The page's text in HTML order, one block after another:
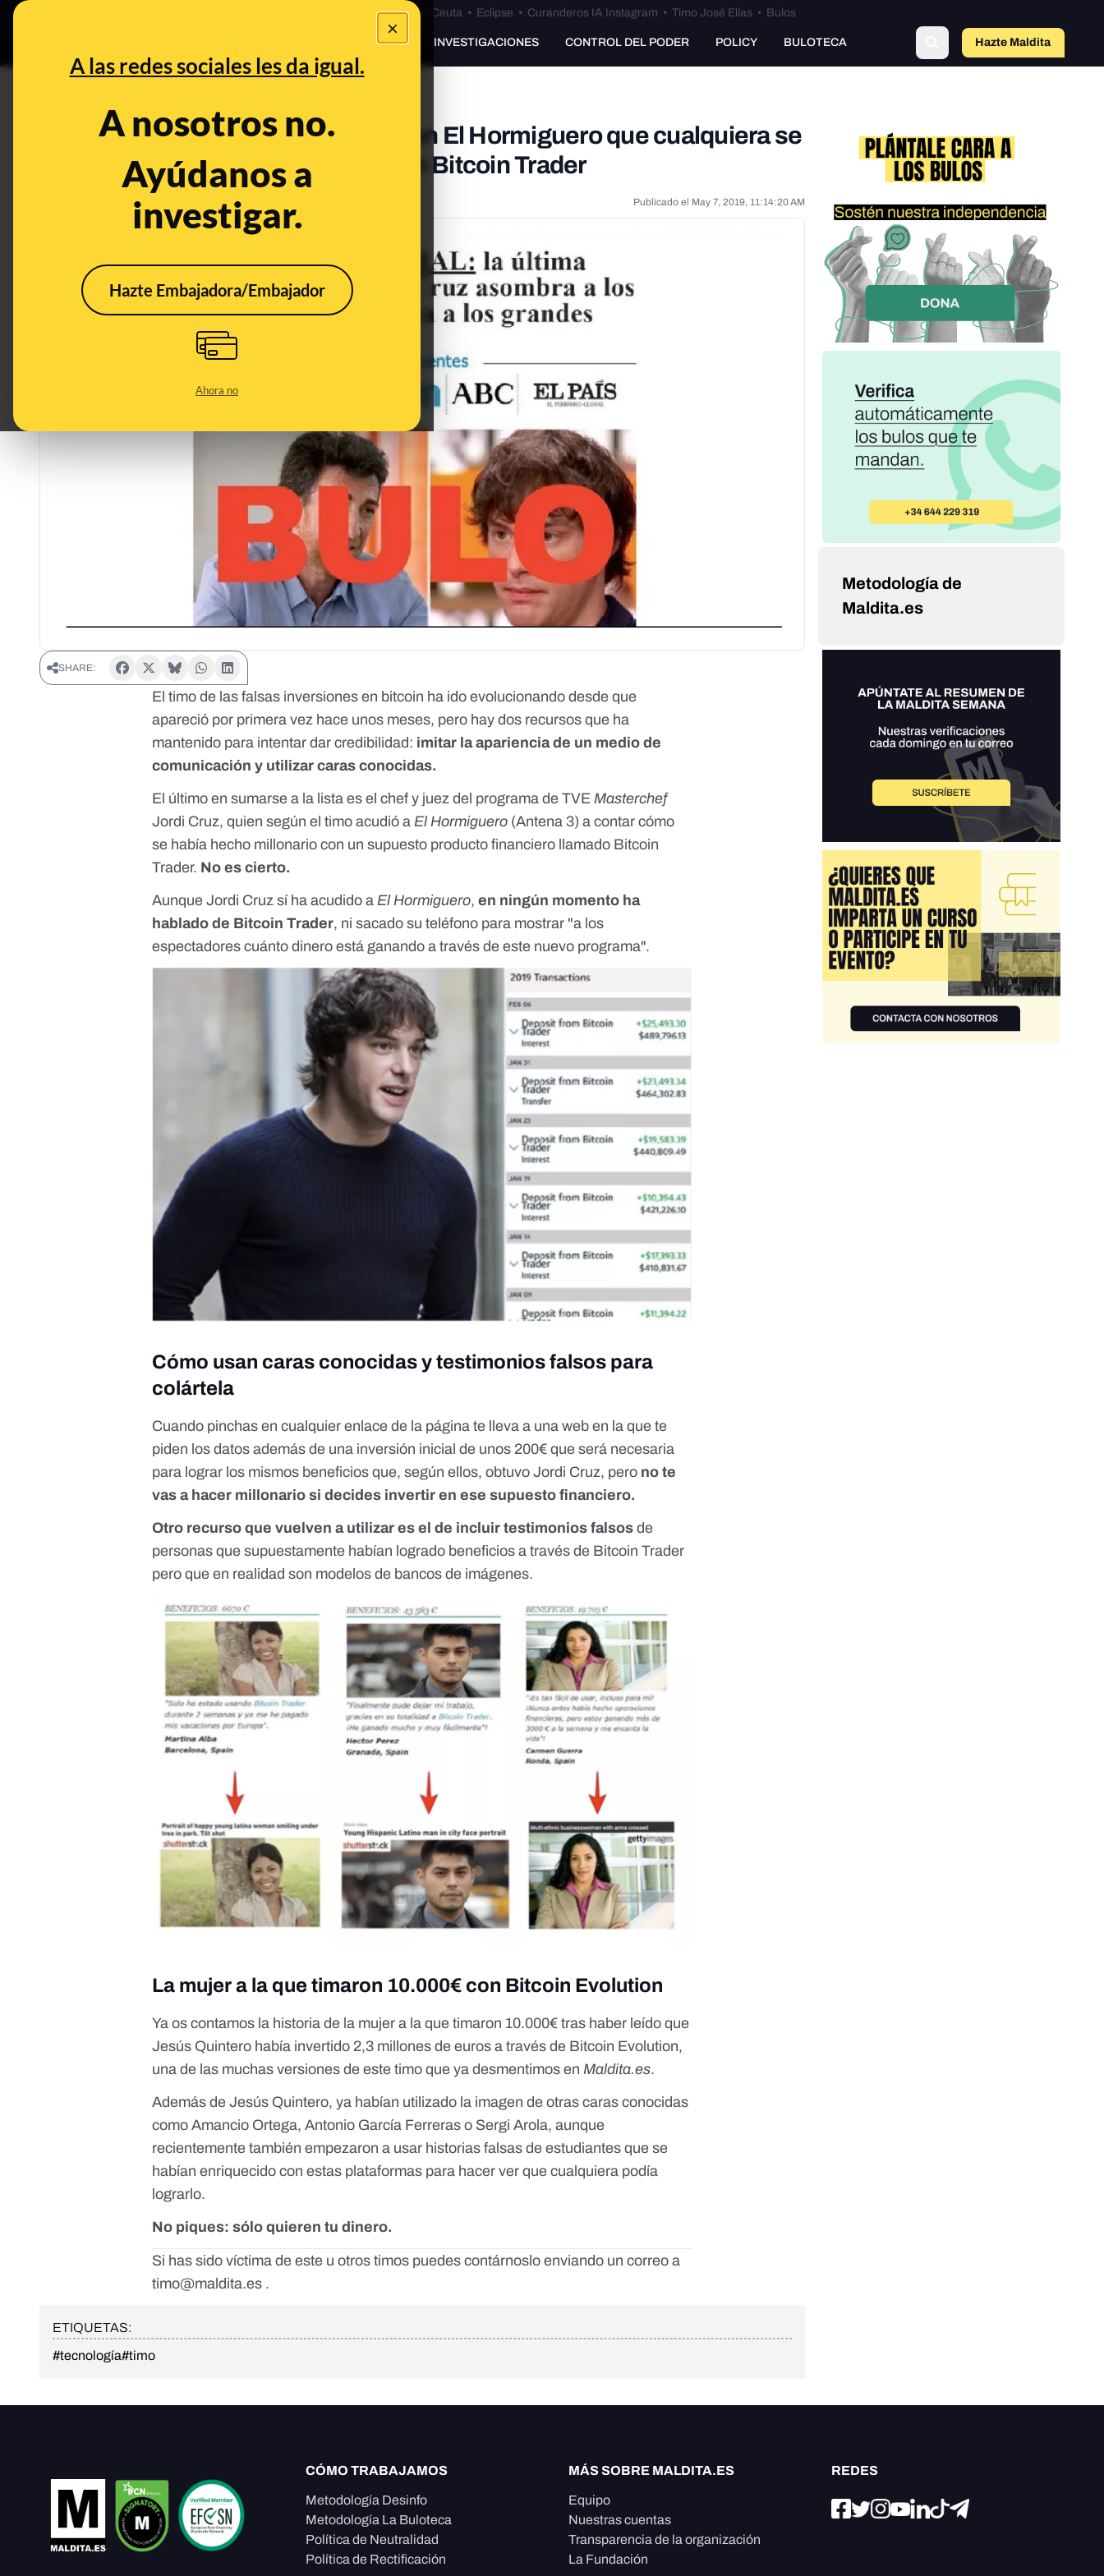
×
A las redes sociales les da igual.
A nosotros no.
Ayúdanos a
investigar.
Hazte Embajadora/Embajador
Ahora no
Especial Ceuta•Bulos Ceuta • Eclipse • Curanderos IA Instagram • Timo José Elías • Bulos
PREBUNKING INVESTIGACIONES CONTROL DEL PODER POLICY BULOTECA Hazte Maldito
a
No, el chef Jordi Cruz no ha dicho en El Hormiguero que cualquiera se
"puede convertir en millonario" con Bitcoin Trader
Publicado el May 7, 2019, 11:14:20 AM
SHARE:
El timo de las falsas inversiones en bitcoin ha ido evolucionando desde que
apareció por primera vez hace unos meses, pero hay dos recursos que ha
mantenido para intentar dar credibilidad: imitar la apariencia de un medio de
comunicación y utilizar caras conocidas.
El último en sumarse a la lista es el chef y juez del programa de TVEMasterchef
Jordi Cruz, quien según el timo acudió aEl Hormiguero (Antena 3) a contar cómo
se había hecho millonario con un supuesto producto financiero llamado Bitcoin
Trader. No es cierto.
Aunque Jordi Cruz sí ha acudido aEl Hormiguero,en ningún momento ha
hablado de Bitcoin Trader, ni sacado su teléfono para mostrar "a los
espectadores cuánto dinero está ganando a través de este nuevo programa".
Cómo usan caras conocidas y testimonios falsos para
colártela
Cuando pinchas en cualquier enlace de la página te lleva a una web en la que te
piden los datos además de una inversión inicial de unos 200€ que será necesaria
para lograr los mismos beneficios que, según ellos, obtuvo Jordi Cruz, pero no te
vas a hacer millonario si decides invertir en ese supuesto financiero.
Otro recurso que vuelven a utilizar es el de incluir testimonios falsos de
personas que supuestamente habían logrado beneficios a través de Bitcoin Trader
pero que en realidad son modelos de bancos de imágenes.
La mujer a la que timaron 10.000€ con Bitcoin Evolution
Ya os contamos la historia de la mujer a la que timaron 10.000€ tras haber leído que
Jesús Quintero había invertido 2,3 millones de euros a través de Bitcoin Evolution,
una de las muchas versiones de este timoque ya desmentimos en Maldita.es.
Además de Jesús Quintero, ya habían utilizado la imagen de otras caras conocidas
comoAmancio Ortega,Antonio García Ferreraso Sergi Arola, aunque
recientemente también empezaron a usar historias falsas de estudiantes que se
habían enriquecido con estas plataformas para hacer ver que cualquiera podía
lograrlo.
No piques: sólo quieren tu dinero.
Si has sido víctima de este u otros timos puedes contárnoslo enviando un correo a
timo@maldita.es .
ETIQUETAS:
#tecnología#timo
Metodología de
Maldita.es
CÓMO TRABAJAMOS
Metodología Desinfo
Metodología La Buloteca
Política de Neutralidad
Política de Rectificación
MÁS SOBRE MALDITA.ES
Equipo
Nuestras cuentas
Transparencia de la organización
La Fundación
REDES